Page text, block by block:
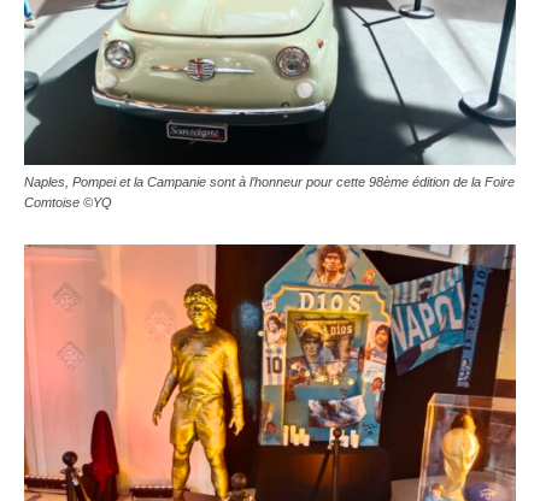
Naples, Pompei et la Campanie sont à l’honneur pour cette 98ème édition de la Foire
Comtoise ©YQ